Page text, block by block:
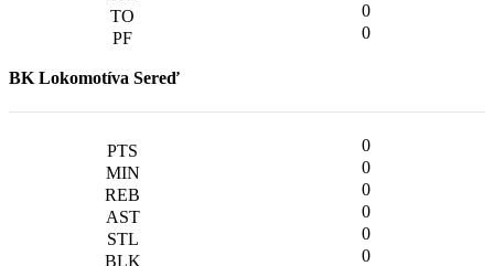
0
0
BK Lokomotíva Sereď
0
0
0
0
0
0